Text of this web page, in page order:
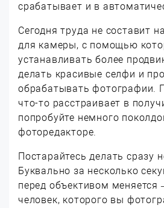
срабатывает и в
Сегодня труда не составит
для камеры, с помощью
устанавливать более
делать красивые селфи и
обрабатывать фотографии.
что-то расстраивает в
попробуйте немного
фоторедакторе.
Постарайтесь делать сразу
Буквально за несколько
перед объективом меняется
человек, которого вы